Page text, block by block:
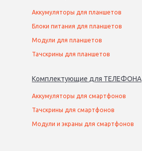
Аккумуляторы для планшетов
Блоки питания для планшетов
Модули для планшетов
Тачскрины для планшетов
Комплектующие для ТЕЛЕФОНА
Аккумуляторы для смартфонов
Тачскрины для смартфонов
Модули и экраны для смартфонов